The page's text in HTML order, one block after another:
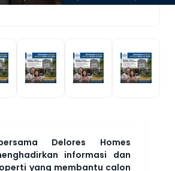
Delores Homes
informasi dan
yang membantu calon